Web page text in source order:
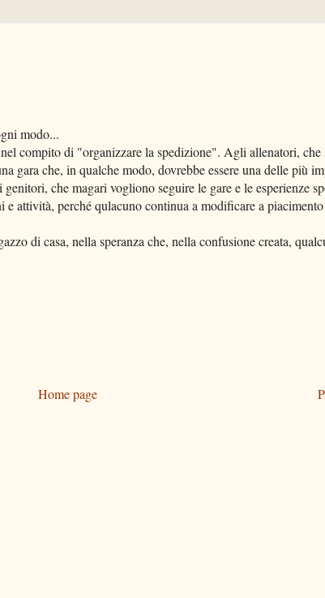
modo...
compito di "organizzare la spedizione". Agli allenatori, che
gara che, in qualche modo, dovrebbe essere una delle più
che magari vogliono seguire le gare e le esperienze
attività, perché qulacuno continua a modificare a
di casa, nella speranza che, nella confusione creata,
Home page